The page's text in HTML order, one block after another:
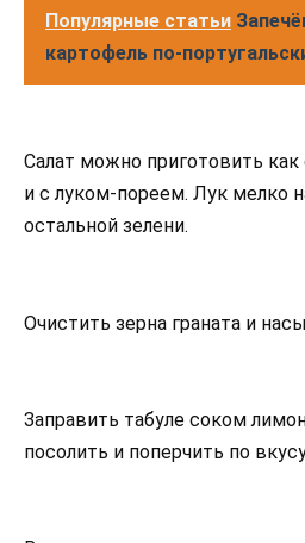
Популярные статьи
картофель по-
Салат можно приготовить
и с луком-пореем. Лук мелко
остальной зелени.
Очистить зерна граната и
Заправить табуле соком
посолить и поперчить по